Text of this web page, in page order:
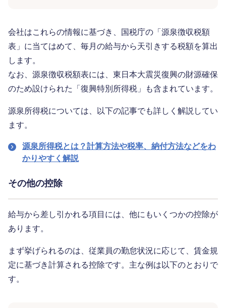
会社はこれらの情報に基づき、国税庁の「源泉徴収税額
表」に当てはめて、毎月の給与から天引きする税額を算出
します。
なお、源泉徴収税額表には、東日本大震災復興の財源確保
のため設けられた「復興特別所得税」も含まれています。
源泉所得税については、以下の記事でも詳しく解説してい
ます。
源泉所得税とは？計算方法や税率、納付方法などをわ
かりやすく解説
その他の控除
給与から差し引かれる項目には、他にもいくつかの控除が
あります。
まず挙げられるのは、従業員の勤怠状況に応じて、賃金規
定に基づき計算される控除です。主な例は以下のとおりで
す。